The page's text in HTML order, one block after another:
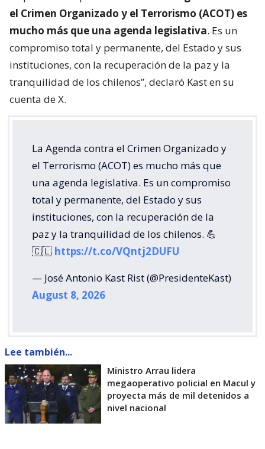
el Crimen Organizado y el Terrorismo (ACOT) es
mucho más que una agenda legislativa. Es un
compromiso total y permanente, del Estado y sus
instituciones, con la recuperación de la paz y la
tranquilidad de los chilenos”, declaró Kast en su
cuenta de X.
La Agenda contra el Crimen Organizado y
el Terrorismo (ACOT) es mucho más que
una agenda legislativa. Es un compromiso
total y permanente, del Estado y sus
instituciones, con la recuperación de la
paz y la tranquilidad de los chilenos. 💪
🇨🇱 https://t.co/VQntj2DUFU
— José Antonio Kast Rist (@PresidenteKast)
August 8, 2026
Lee también...
Ministro Arrau lidera
megaoperativo policial en Macul y
proyecta más de mil detenidos a
nivel nacional